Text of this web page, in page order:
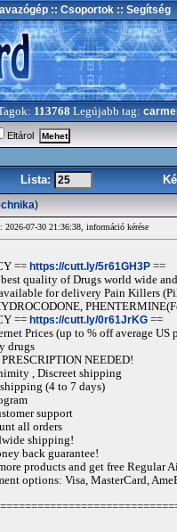
:: Csoportok :: Segítség
113768 Legújabb tag:
Eltárol
Lista:
)
2026-07-30 21:36:38, információ kérése
== https://cutt.ly/5r61GH3P ==
quality of Drugs world wide
for delivery Pain Killers
== https://cutt.ly/0r61JrKG ==
Prices (up to % off average US
drugs
NEEDED!
, Discreet shipping
(4 to 7 days)
support
all orders
shipping!
back guarantee!
products and get free Regular
options: Visa, MasterCard,